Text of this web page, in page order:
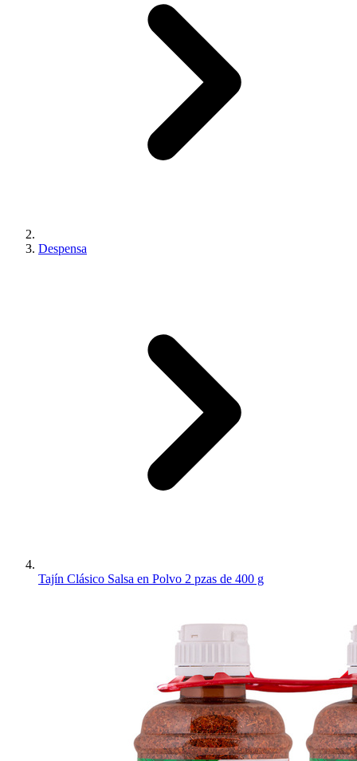
Despensa
Tajín Clásico Salsa en Polvo 2 pzas de 400 g